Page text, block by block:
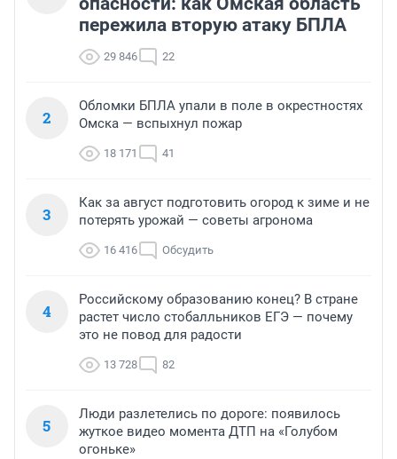
пережила вторую атаку БПЛА
29 846 22
2
Обломки БПЛА упали в поле в окрестностях
Омска — вспыхнул пожар
18 171 41
3
Как за август подготовить огород к зиме и не
потерять урожай — советы агронома
16 416 Обсудить
4
Российскому образованию конец? В стране
растет число стобалльников ЕГЭ — почему
это не повод для радости
13 728 82
5
Люди разлетелись по дороге: появилось
жуткое видео момента ДТП на «Голубом
огоньке»